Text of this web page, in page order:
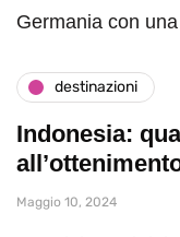
Germania con
destinazioni
Indonesia:
Maggio 10, 2024